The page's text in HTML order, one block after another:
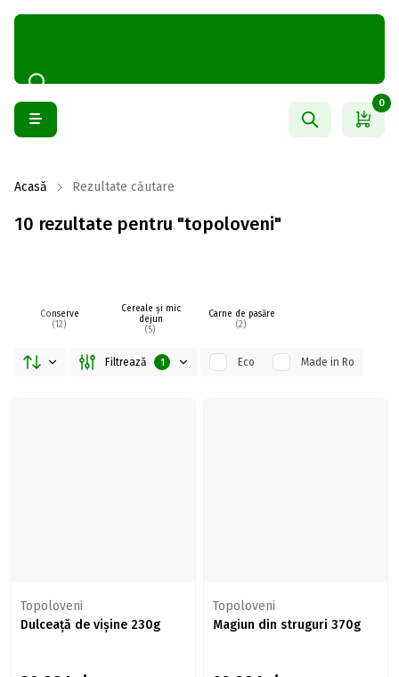
0
Acasă Rezultate căutare
10 rezultate pentru "topoloveni"
Conserve
(12)
Cereale și mic
dejun
(5)
Carne de pasăre
(2)
Filtrează 1 Eco Made in Ro
Topoloveni
Dulceață de vișine 230g
Topoloveni
Magiun din struguri 370g